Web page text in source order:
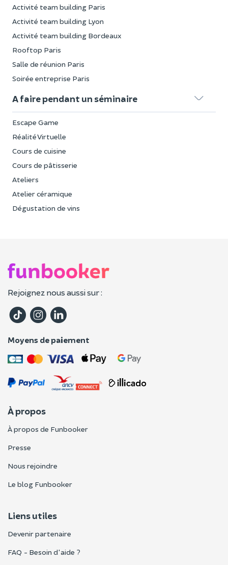
Activité team building Paris
Activité team building Lyon
Activité team building Bordeaux
Rooftop Paris
Salle de réunion Paris
Soirée entreprise Paris
A faire pendant un séminaire
Escape Game
Réalité Virtuelle
Cours de cuisine
Cours de pâtisserie
Ateliers
Atelier céramique
Dégustation de vins
Rejoignez nous aussi sur :
Moyens de paiement
À propos
À propos de Funbooker
Presse
Nous rejoindre
Le blog Funbooker
Liens utiles
Devenir partenaire
FAQ - Besoin d'aide ?